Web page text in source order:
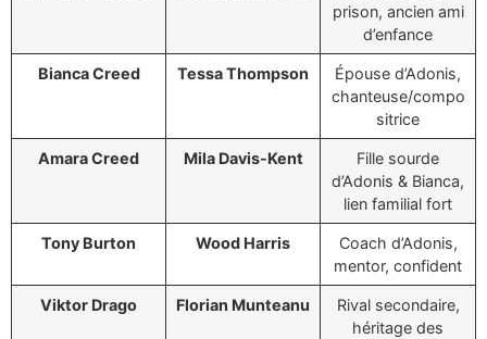
prison, ancien ami
d’enfance
Bianca Creed Tessa Thompson
Épouse d’Adonis,
chanteuse/compo
sitrice
Amara Creed Mila Davis-Kent
Fille sourde
d’Adonis & Bianca,
lien familial fort
Tony Burton Wood Harris
Coach d’Adonis,
mentor, confident
Viktor Drago Florian Munteanu
Rival secondaire,
héritage des